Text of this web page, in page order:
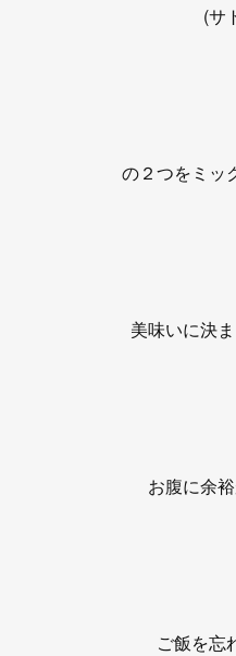
(サ
の２つをミッ
美味いに決
お腹に余
ご飯を忘